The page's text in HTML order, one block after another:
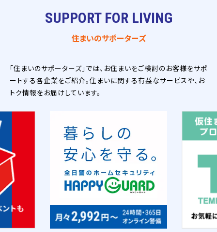
SUPPORT FOR LIVING
住まいのサポーターズ
「住まいのサポーターズ」では、お住まいをご検討のお客様をサポ
ートする各企業をご紹介。住まいに関する有益なサービスや、お
トク情報をお届けしています。